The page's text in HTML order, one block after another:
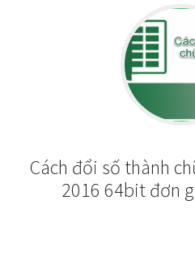
Cách đổi số thành
2016 64bit đơn